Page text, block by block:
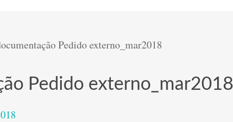
Pedido externo_mar2018
Pedido externo_mar2018